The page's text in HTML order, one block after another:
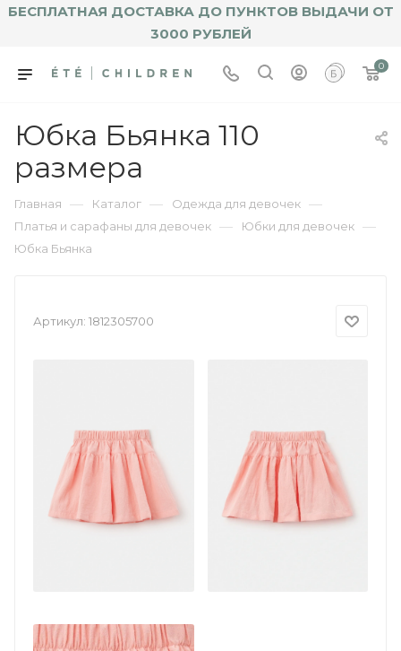
БЕСПЛАТНАЯ ДОСТАВКА ДО ПУНКТОВ ВЫДАЧИ ОТ
3000 РУБЛЕЙ
0
Юбка Бьянка 110
размера
Главная — Каталог — Одежда для девочек —
Платья и сарафаны для девочек — Юбки для девочек —
Юбка Бьянка
Артикул: 1812305700